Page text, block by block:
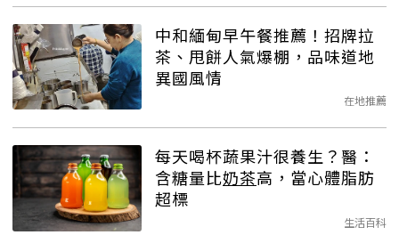
中和緬甸早午餐推薦！招牌拉
茶、甩餅人氣爆棚，品味道地
異國風情
在地推薦
每天喝杯蔬果汁很養生？醫：
含糖量比奶茶高，當心體脂肪
超標
生活百科